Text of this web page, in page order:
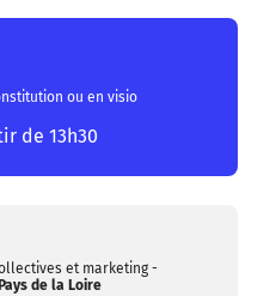
ou en visio
de 13h30
et marketing -
de la Loire